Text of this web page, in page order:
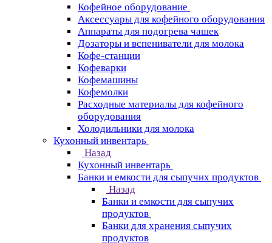
Кофейное оборудование
Аксессуары для кофейного оборудования
Аппараты для подогрева чашек
Дозаторы и вспениватели для молока
Кофе-станции
Кофеварки
Кофемашины
Кофемолки
Расходные материалы для кофейного
оборудования
Холодильники для молока
Кухонный инвентарь
Назад
Кухонный инвентарь
Банки и емкости для сыпучих продуктов
Назад
Банки и емкости для сыпучих
продуктов
Банки для хранения сыпучих
продуктов